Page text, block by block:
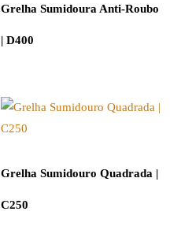
Grelha Sumidoura Anti-Roubo
| D400
Grelha Sumidouro Quadrada |
C250